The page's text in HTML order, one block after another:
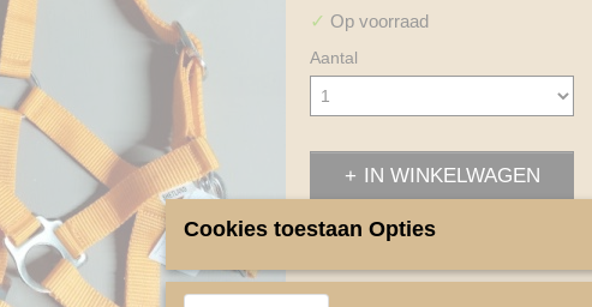
✓ Op voorraad
Aantal
IN WINKELWAGEN
Halster Kunststof Nylon
Cookies toestaan Opties